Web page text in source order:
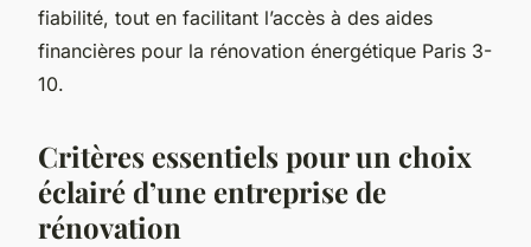
fiabilité, tout en facilitant l’accès à des aides
financières pour la rénovation énergétique Paris 3-
10.
Critères essentiels pour un choix
éclairé d’une entreprise de
rénovation